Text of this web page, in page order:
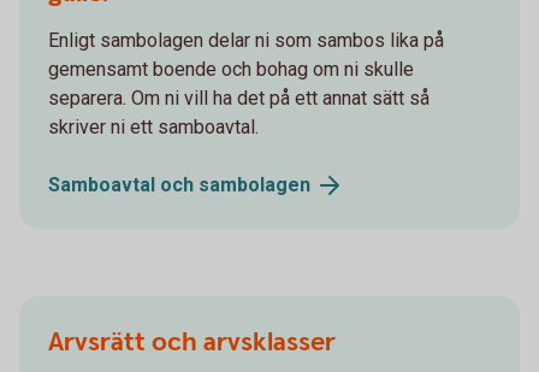
Enligt sambolagen delar ni som sambos lika på
gemensamt boende och bohag om ni skulle
separera. Om ni vill ha det på ett annat sätt så
skriver ni ett samboavtal.
Samboavtal och sambolagen
Arvsrätt och arvsklasser